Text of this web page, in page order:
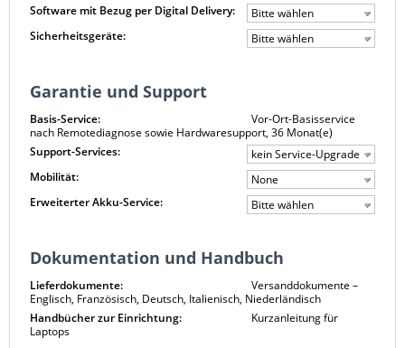
Software mit Bezug per Digital Delivery:
Bitte wählen
Sicherheitsgeräte:
Bitte wählen
Garantie und Support
Basis-Service:
Vor-Ort-Basisservice
nach Remotediagnose sowie Hardwaresupport, 36 Monat(e)
Support-Services:
kein Service-Upgrade
Mobilität:
None
Erweiterter Akku-Service:
Bitte wählen
Dokumentation und Handbuch
Lieferdokumente:
Versanddokumente –
Englisch, Französisch, Deutsch, Italienisch, Niederländisch
Handbücher zur Einrichtung:
Kurzanleitung für
Laptops